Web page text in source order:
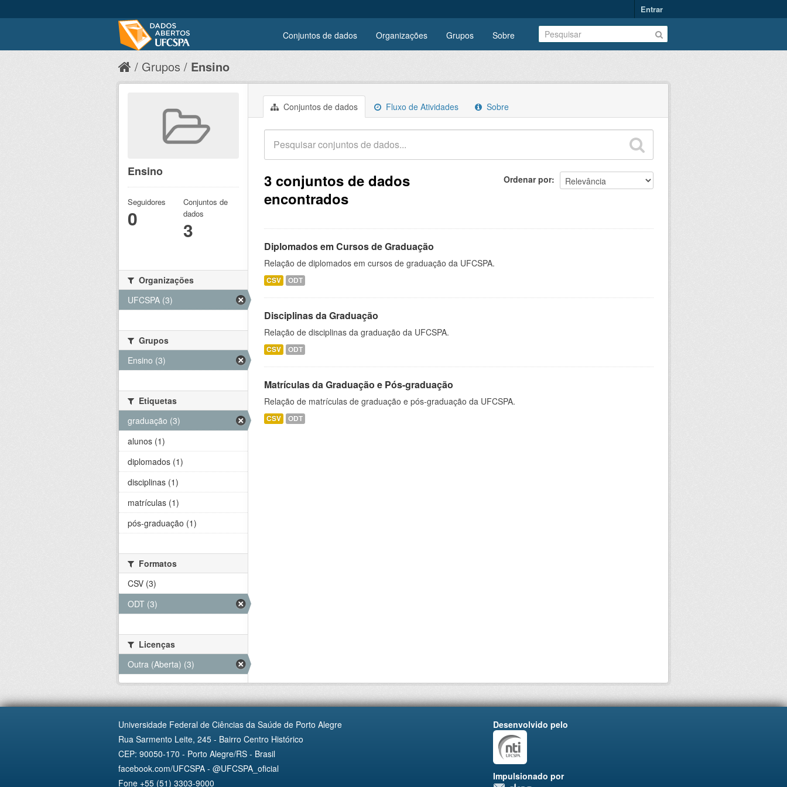
Entrar
Conjuntos de dados Organizações Grupos Sobre
Grupos Ensino
Conjuntos de dados Fluxo de Atividades Sobre
Ordenar por
3 conjuntos de dados
encontrados
Diplomados em Cursos de Graduação
Relação de diplomados em cursos de graduação da UFCSPA.
CSV ODT
Disciplinas da Graduação
Relação de disciplinas da graduação da UFCSPA.
CSV ODT
Matrículas da Graduação e Pós-graduação
Relação de matrículas de graduação e pós-graduação da UFCSPA.
CSV ODT
Ensino
Seguidores
0
Conjuntos de
dados
3
Organizações
UFCSPA (3)
Grupos
Ensino (3)
Etiquetas
graduação (3)
alunos (1)
diplomados (1)
disciplinas (1)
matrículas (1)
pós-graduação (1)
Formatos
CSV (3)
ODT (3)
Licenças
Outra (Aberta) (3)
Universidade Federal de Ciências da Saúde de Porto Alegre
Rua Sarmento Leite, 245 - Bairro Centro Histórico
CEP: 90050-170 - Porto Alegre/RS - Brasil
facebook.com/UFCSPA - @UFCSPA_oficial
Fone +55 (51) 3303-9000
Desenvolvido pelo
Impulsionado por